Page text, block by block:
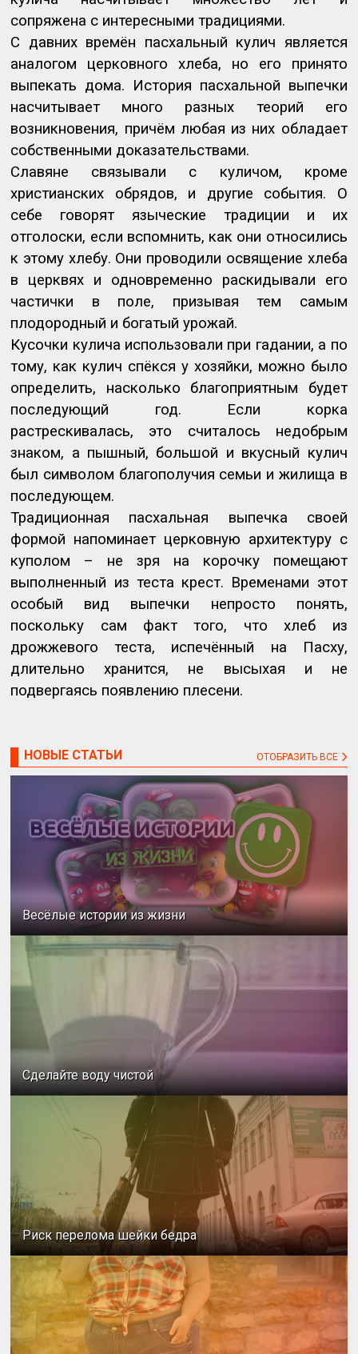
сопряжена с интересными традициями.
С давних времён пасхальный кулич является
аналогом церковного хлеба, но его принято
выпекать дома. История пасхальной выпечки
насчитывает много разных теорий его
возникновения, причём любая из них обладает
собственными доказательствами.
Славяне связывали с куличом, кроме
христианских обрядов, и другие события. О
себе говорят языческие традиции и их
отголоски, если вспомнить, как они относились
к этому хлебу. Они проводили освящение хлеба
в церквях и одновременно раскидывали его
частички в поле, призывая тем самым
плодородный и богатый урожай.
Кусочки кулича использовали при гадании, а по
тому, как кулич спёкся у хозяйки, можно было
определить, насколько благоприятным будет
последующий год. Если корка
растрескивалась, это считалось недобрым
знаком, а пышный, большой и вкусный кулич
был символом благополучия семьи и жилища в
последующем.
Традиционная пасхальная выпечка своей
формой напоминает церковную архитектуру с
куполом – не зря на корочку помещают
выполненный из теста крест. Временами этот
особый вид выпечки непросто понять,
поскольку сам факт того, что хлеб из
дрожжевого теста, испечённый на Пасху,
длительно хранится, не высыхая и не
подвергаясь появлению плесени.
НОВЫЕ СТАТЬИ ОТОБРАЗИТЬ ВСЕ
Весёлые истории из жизни
Сделайте воду чистой
Риск перелома шейки бедра